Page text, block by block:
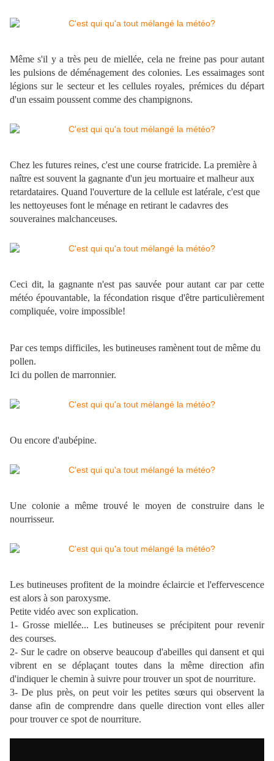
Même s'il y a très peu de miellée, cela ne freine pas pour autant
les pulsions de déménagement des colonies. Les essaimages sont
légions sur le secteur et les cellules royales, prémices du départ
d'un essaim poussent comme des champignons.
Chez les futures reines, c'est une course fratricide. La première à
naître est souvent la gagnante d'un jeu mortuaire et malheur aux
retardataires. Quand l'ouverture de la cellule est latérale, c'est que
les nettoyeuses font le ménage en retirant le cadavres des
souveraines malchanceuses.
Ceci dit, la gagnante n'est pas sauvée pour autant car par cette
météo épouvantable, la fécondation risque d'être particulièrement
compliquée, voire impossible!
Par ces temps difficiles, les butineuses ramènent tout de même du
pollen.
Ici du pollen de marronnier.
Ou encore d'aubépine.
Une colonie a même trouvé le moyen de construire dans le
nourrisseur.
Les butineuses profitent de la moindre éclaircie et l'effervescence
est alors à son paroxysme.
Petite vidéo avec son explication.
1- Grosse miellée... Les butineuses se précipitent pour revenir
des courses.
2- Sur le cadre on observe beaucoup d'abeilles qui dansent et qui
vibrent en se déplaçant toutes dans la même direction afin
d'indiquer le chemin à suivre pour trouver un spot de nourriture.
3- De plus près, on peut voir les petites sœurs qui observent la
danse afin de comprendre dans quelle direction vont elles aller
pour trouver ce spot de nourriture.